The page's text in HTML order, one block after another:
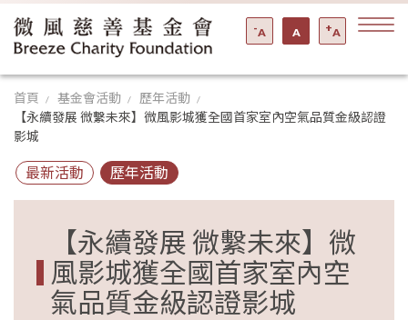
+A
A
-A
首頁 基金會活動
歷年活動
【永續發展 微繫未來】微風影城獲全國首家室內空氣品質金級認證
影城
最新活動 歷年活動
【永續發展 微繫未來】微
風影城獲全國首家室內空
氣品質金級認證影城